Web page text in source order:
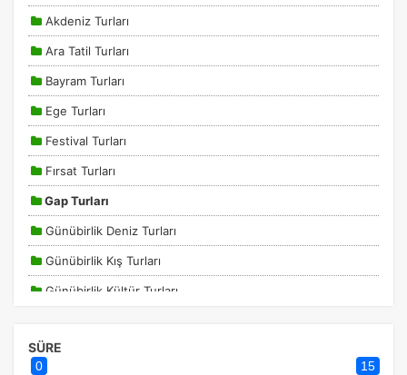
ÇEREZ KULLANIM AYARLARINIZ
Çerez tercihlerinizibelirleyin.
Daha fazla bilgi içinKVKK bilgilendirmemizi,çerez kullanımve
gizlilik koşullarını
Zorunlu Çerezler
Oturum yönetimi, güvenlik ve temel site işlevleri için
Akdeniz Turları
Ara Tatil Turları
Bayram Turları
Ege Turları
Festival Turları
Fırsat Turları
Gap Turları
Günübirlik Deniz Turları
Günübirlik Kış Turları
Günübirlik Kültür Turları
Karadeniz Turları
SÜRE
0 15